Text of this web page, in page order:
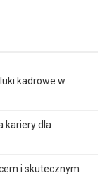
kadrowe w
kariery dla
i skutecznym